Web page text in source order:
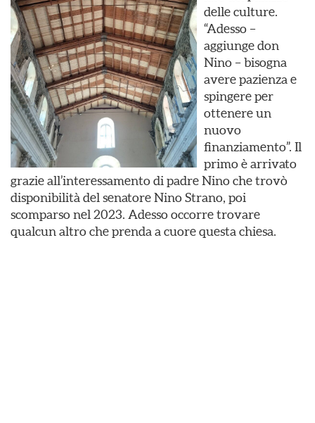
delle culture.
“Adesso –
aggiunge don
Nino – bisogna
avere pazienza e
spingere per
ottenere un
nuovo
finanziamento”. Il
primo è arrivato
grazie all’interessamento di padre Nino che trovò
disponibilità del senatore Nino Strano, poi
scomparso nel 2023. Adesso occorre trovare
qualcun altro che prenda a cuore questa chiesa.